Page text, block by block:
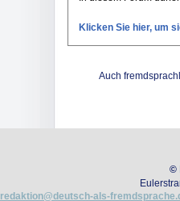
Klicken Sie hier, um
Auch
©
redaktion@deutsch-als-